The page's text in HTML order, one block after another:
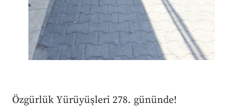
Özgürlük Yürüyüşleri 278. gününde!